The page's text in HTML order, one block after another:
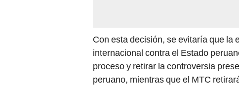
Con esta decisión, se evitaría que la
internacional contra el Estado
proceso y retirar la controversia
peruano, mientras que el MTC